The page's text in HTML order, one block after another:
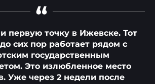
“
первую точку в Ижевске. Тот
сих пор работает рядом с
государственным
Это излюбленное место
Уже через 2 недели после